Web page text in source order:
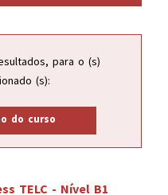
para o (s)
(s):
do curso
TELC - Nível B1